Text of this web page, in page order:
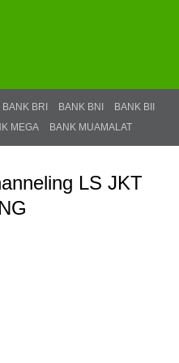
BANK BRI BANK BNI
BANK BII
MEGA BANK MUAMALAT
LS JKT